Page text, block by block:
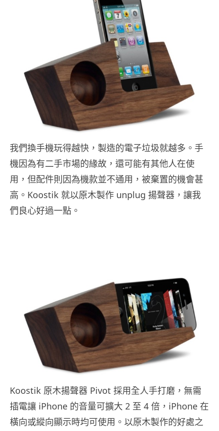
我們換手機玩得越快，製造的電子垃圾就越多。手
機因為有二手市場的緣故，還可能有其他人在使
用，但配件則因為機款並不通用，被棄置的機會甚
高。Koostik 就以原木製作 unplug 揚聲器，讓我
們良心好過一點。
Koostik 原木揚聲器 Pivot 採用全人手打磨，無需
插電讓 iPhone 的音量可擴大 2 至 4 倍，iPhone 在
橫向或縱向顯示時均可使用。以原木製作的好處之